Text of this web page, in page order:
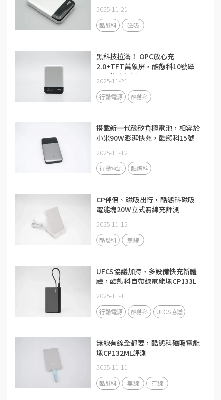
2025-11-21
酷態科 磁吸
黑科技拉滿！ OPC放心充
2.0+TFT萬象屏，酷態科10號磁
吸電能卡評測
2025-11-21
行動電源 酷態科
搭載新一代碳矽負極電池，相容於
小米90W澎湃快充，酷態科15號
超級電能卡Air評測
2025-11-12
行動電源 酷態科
CP伴侶、磁吸出行，酷態科磁吸
電能塊20W立式無線充評測
2025-11-12
酷態科 無線
UFCS協議加持、多設備快充新體
驗，酷態科自帶線電能塊CP133L
評測
2025-11-11
行動電源 酷態科 UFCS協議
無線有線全都要，酷態科磁吸電能
塊CP132ML評測
2025-11-11
酷態科 無線 有線